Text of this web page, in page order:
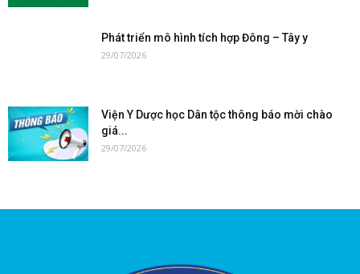
Phát triển mô hình tích hợp Đông – Tây y
29/07/2026
Viện Y Dược học Dân tộc thông báo mời chào
giá...
29/07/2026